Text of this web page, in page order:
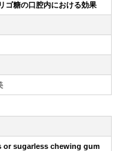
ゴ糖の口腔内における効果
or sugarless chewing gum